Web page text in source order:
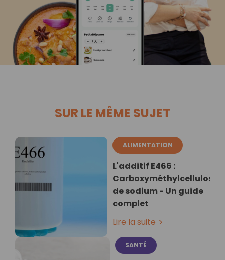
SUR LE MÊME SUJET
ALIMENTATION
L'additif E466 :
Carboxyméthylcellulose
de sodium - Un guide
complet
Lire la suite
SANTÉ